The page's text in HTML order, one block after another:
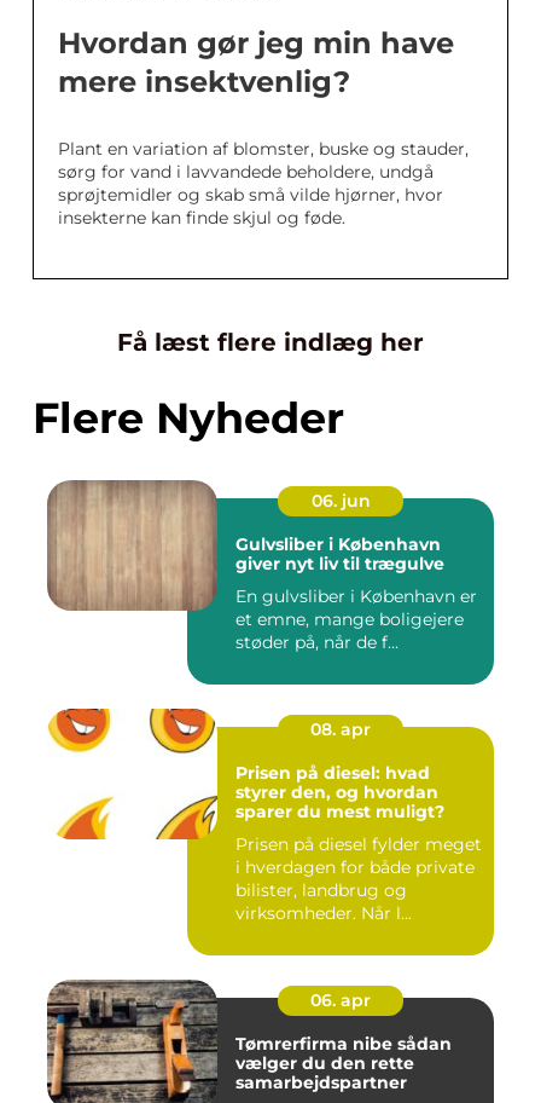
Hvordan gør jeg min have
mere insektvenlig?
Plant en variation af blomster, buske og stauder,
sørg for vand i lavvandede beholdere, undgå
sprøjtemidler og skab små vilde hjørner, hvor
insekterne kan finde skjul og føde.
Få læst flere indlæg her
Flere Nyheder
06. jun
Gulvsliber i København
giver nyt liv til trægulve
En gulvsliber i København er
et emne, mange boligejere
støder på, når de f...
08. apr
Prisen på diesel: hvad
styrer den, og hvordan
sparer du mest muligt?
Prisen på diesel fylder meget
i hverdagen for både private
bilister, landbrug og
virksomheder. Når l...
06. apr
Tømrerfirma nibe sådan
vælger du den rette
samarbejdspartner